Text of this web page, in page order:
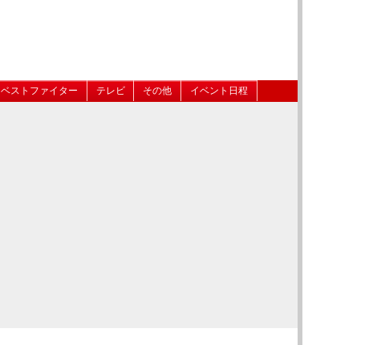
ベストファイター テレビ その他 イベント日程